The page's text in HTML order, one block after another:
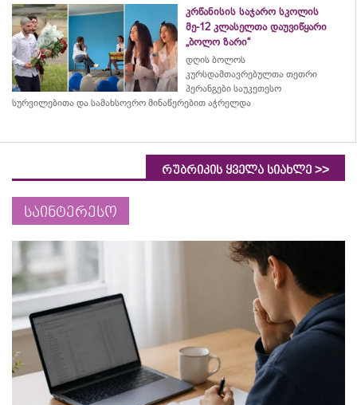
კრწანისის საჯარო სკოლის
მე-12 კლასელთა დაუვიწყარი
„ბოლო ზარი“
დღის ბოლოს
კურსდამთავრებულთა თეთრი
პერანგები საუკეთესო
სურვილებითა და სამახსოვრო მინაწერებით აჭრელდა
რუბრიკის ყველა სიახლე >>
საინტერესო